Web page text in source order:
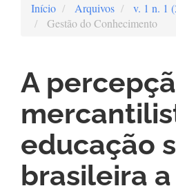
Início Arquivos
v. 1 n. 1
Gestão do Conhecimento
A
educação
brasileira